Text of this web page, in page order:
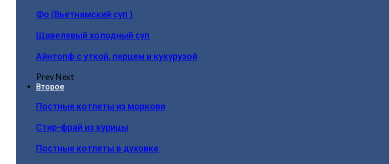
Фо (Вьетнамский суп )
Щавелевый холодный суп
Айнтопф с уткой, перцем и кукурузой
PrevNext
Второе
Постные котлеты из моркови
Стир-фрай из курицы
Постные котлеты в духовке